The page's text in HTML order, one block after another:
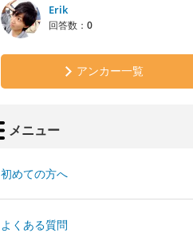
Erik
回答数： 0
アンカー一覧
メニュー
初めての方へ
よくある質問